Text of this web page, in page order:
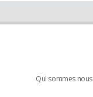
Qui sommes nous